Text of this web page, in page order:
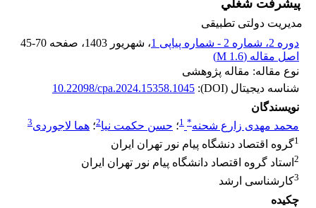
پیشرفت ﺷﻐﻠﻲ
مدیریت دولتی تطبیقی
دوره 2، شماره 2 - شماره پیاپی 1
، شهریور 1403 ، صفحه 45-70
اصل مقاله (1.6 M
)
نوع مقاله: مقاله پژوهشی
شناسه دیجیتال (DOI):
10.22098/cpa.2024.15358.1045
نویسندگان
محمد مهدی زارع شحنه*
1؛ حسن حکمت نیا2؛ هما لاجوردی3
1گروه اقتصاد دنشگاه پیام نور تهران ایران
2 استاد گروه اقتصاد دانشگاه پیام نور تهران ایران
3کارشناسی ارشد
چکیده